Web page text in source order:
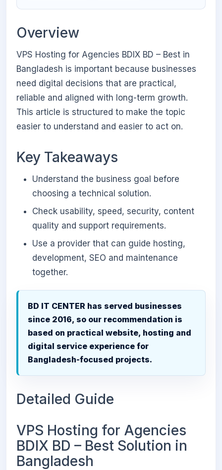
Overview
VPS Hosting for Agencies BDIX BD – Best in
Bangladesh is important because businesses
need digital decisions that are practical,
reliable and aligned with long-term growth.
This article is structured to make the topic
easier to understand and easier to act on.
Key Takeaways
Understand the business goal before
choosing a technical solution.
Check usability, speed, security, content
quality and support requirements.
Use a provider that can guide hosting,
development, SEO and maintenance
together.
BD IT CENTER has served businesses
since 2016, so our recommendation is
based on practical website, hosting and
digital service experience for
Bangladesh-focused projects.
Detailed Guide
VPS Hosting for Agencies
BDIX BD – Best Solution in
Bangladesh